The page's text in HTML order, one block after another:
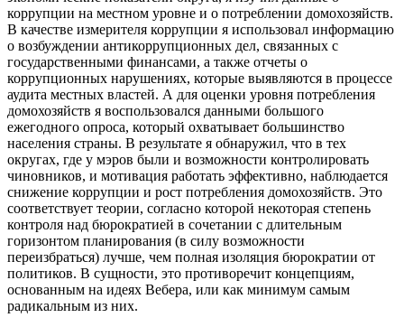
коррупции на местном уровне и о потреблении домохозяйств.
В качестве измерителя коррупции я использовал информацию
о возбуждении антикоррупционных дел, связанных с
государственными финансами, а также отчеты о
коррупционных нарушениях, которые выявляются в процессе
аудита местных властей. А для оценки уровня потребления
домохозяйств я воспользовался данными большого
ежегодного опроса, который охватывает большинство
населения страны. В результате я обнаружил, что в тех
округах, где у мэров были и возможности контролировать
чиновников, и мотивация работать эффективно, наблюдается
снижение коррупции и рост потребления домохозяйств. Это
соответствует теории, согласно которой некоторая степень
контроля над бюрократией в сочетании с длительным
горизонтом планирования (в силу возможности
переизбраться) лучше, чем полная изоляция бюрократии от
политиков. В сущности, это противоречит концепциям,
основанным на идеях Вебера, или как минимум самым
радикальным из них.